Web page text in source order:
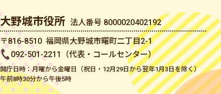
大野城市役所 法人番号 8000020402192
〒816-8510 福岡県大野城市曙町二丁目2-1
092-501-2211（代表・コールセンター）
開庁日時：月曜から金曜日（祝日・12月29日から翌年1月3日を除く）
午前8時30分から午後5時